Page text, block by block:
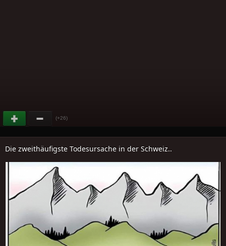
(+26)
Die zweithäufigste Todesursache in der Schweiz..